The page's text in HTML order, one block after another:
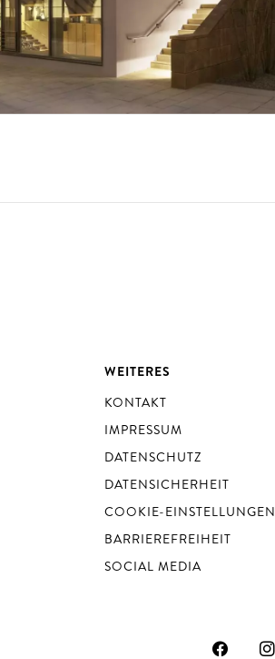
WEITERES
KONTAKT
IMPRESSUM
DATENSCHUTZ
DATENSICHERHEIT
COOKIE-EINSTELLUNGEN
BARRIEREFREIHEIT
SOCIAL MEDIA